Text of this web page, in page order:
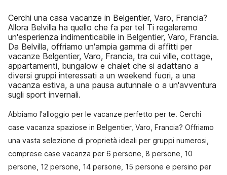
Cerchi una casa vacanze in Belgentier, Varo, Francia?
Allora Belvilla ha quello che fa per te! Ti regaleremo
un'esperienza indimenticabile in Belgentier, Varo, Francia.
Da Belvilla, offriamo un'ampia gamma di affitti per
vacanze Belgentier, Varo, Francia, tra cui ville, cottage,
appartamenti, bungalow e chalet che si adattano a
diversi gruppi interessati a un weekend fuori, a una
vacanza estiva, a una pausa autunnale o a un'avventura
sugli sport invernali.
Abbiamo l'alloggio per le vacanze perfetto per te. Cerchi
case vacanza spaziose in Belgentier, Varo, Francia? Offriamo
una vasta selezione di proprietà ideali per gruppi numerosi,
comprese case vacanza per 6 persone, 8 persone, 10
persone, 12 persone, 14 persone, 15 persone e persino per